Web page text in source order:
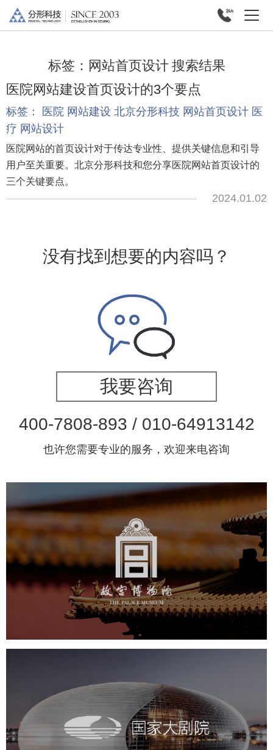
标签： 网站首页设计 搜索结果
医院网站建设首页设计的3个要点
标签： 医院 网站建设 北京分形科技 网站首页设计 医
疗 网站设计
医院网站的首页设计对于传达专业性、提供关键信息和引导
用户至关重要。北京分形科技和您分享医院网站首页设计的
三个关键要点。
2024.01.02
没有找到想要的内容吗？
我要咨询
400-7808-893 / 010-64913142
也许您需要专业的服务，欢迎来电咨询
故宫博物院
文化艺术 博物馆 智慧博物馆
博物馆网站建设
景区网站建设
文创商城 万能专题 网站代运营
国家大剧院